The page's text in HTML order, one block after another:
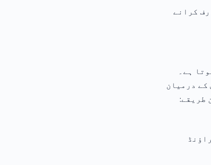
کرانے
ہے۔
کے درمیان
طریقے:
از کم 3–5 منٹ بیک گراؤنڈ